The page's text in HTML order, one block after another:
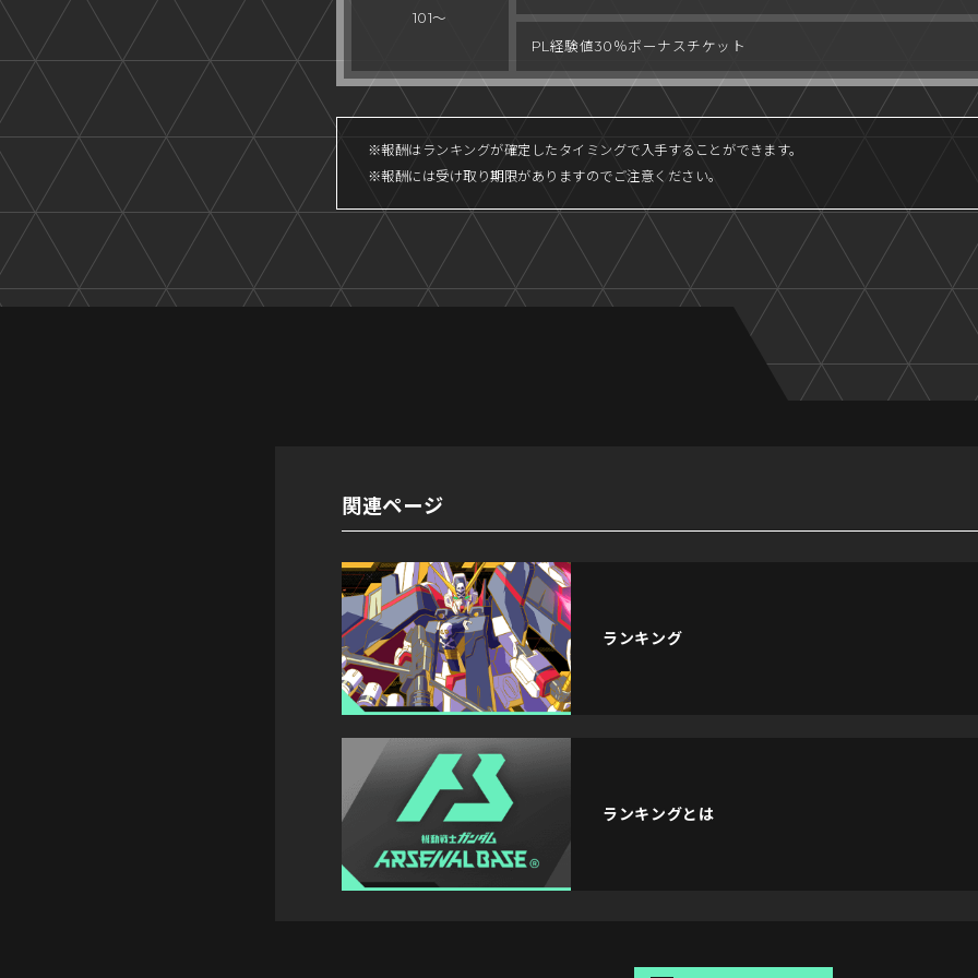
101～
PL経験値30％ボーナスチケット
※報酬はランキングが確定したタイミングで入手することができます。
※報酬には受け取り期限がありますのでご注意ください。
関連ページ
ランキング
ランキングとは